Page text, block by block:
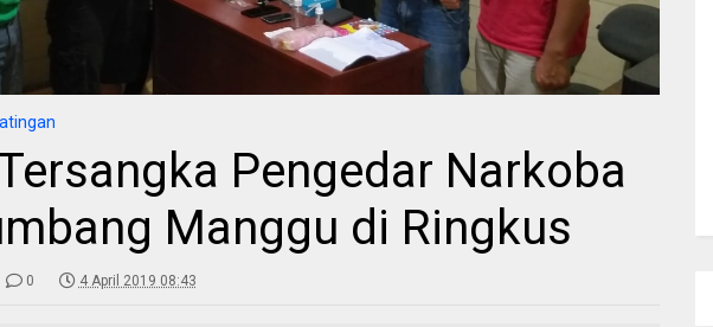
Pengedar Narkoba
Manggu di Ringkus
0 4 April 2019 08:43